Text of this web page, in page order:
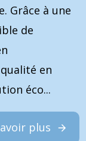
Grâce à une
de
en
éco...
plus